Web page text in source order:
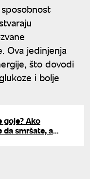
Ova jedinjenja
što dovodi
i bolje
goje? Ako
da smršate, a